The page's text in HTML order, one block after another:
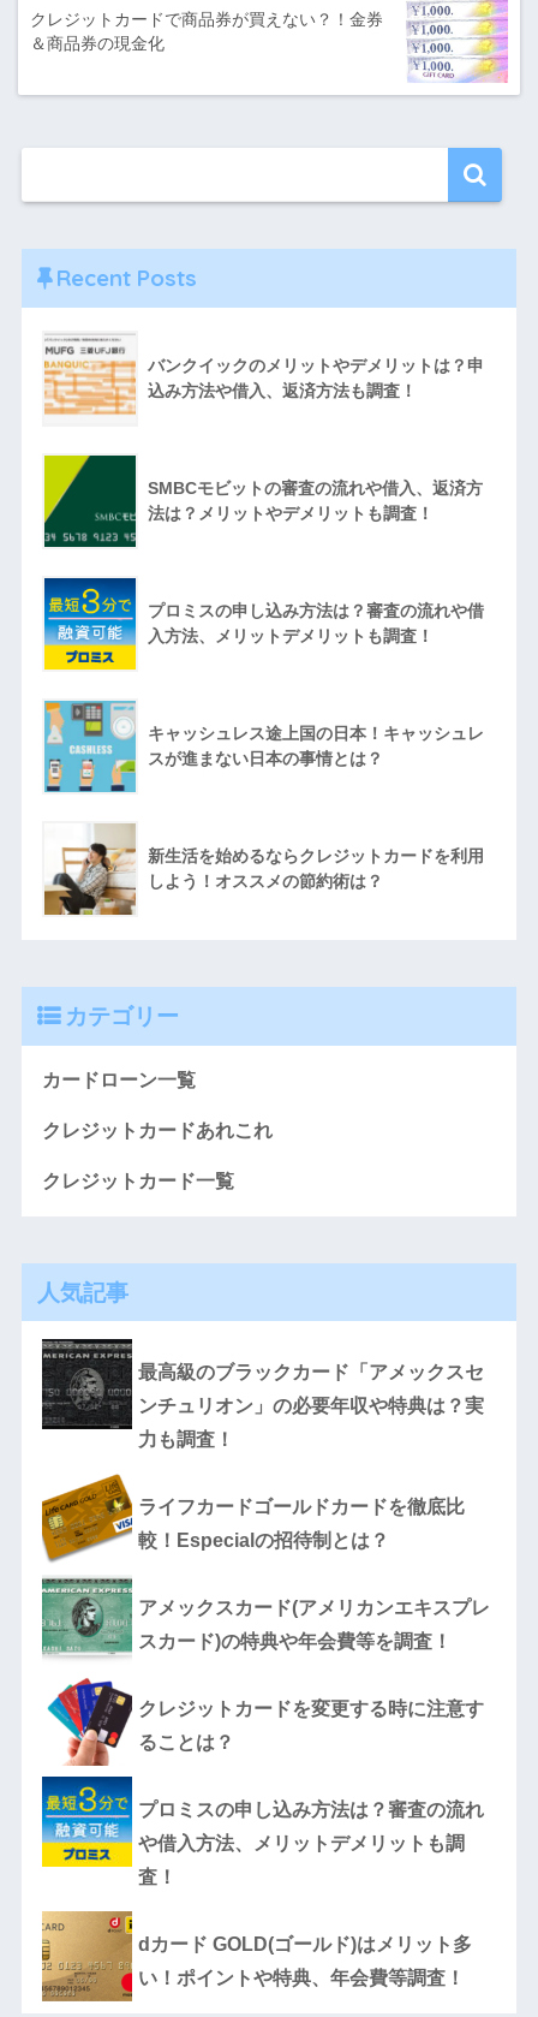
クレジットカードで商品券が買えない？！金券
＆商品券の現金化
Recent Posts
バンクイックのメリットやデメリットは？申
込み方法や借入、返済方法も調査！
SMBCモビットの審査の流れや借入、返済方
法は？メリットやデメリットも調査！
プロミスの申し込み方法は？審査の流れや借
入方法、メリットデメリットも調査！
キャッシュレス途上国の日本！キャッシュレ
スが進まない日本の事情とは？
新生活を始めるならクレジットカードを利用
しよう！オススメの節約術は？
カテゴリー
カードローン一覧
クレジットカードあれこれ
クレジットカード一覧
人気記事
最高級のブラックカード「アメックスセ
ンチュリオン」の必要年収や特典は？実
力も調査！
ライフカードゴールドカードを徹底比
較！Especialの招待制とは？
アメックスカード(アメリカンエキスプレ
スカード)の特典や年会費等を調査！
クレジットカードを変更する時に注意す
ることは？
プロミスの申し込み方法は？審査の流れ
や借入方法、メリットデメリットも調
査！
dカード GOLD(ゴールド)はメリット多
い！ポイントや特典、年会費等調査！